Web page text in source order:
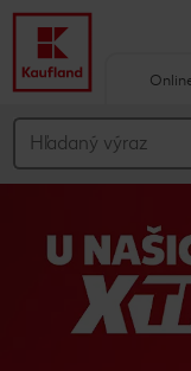
Hlavný obsah
Vyskakovací